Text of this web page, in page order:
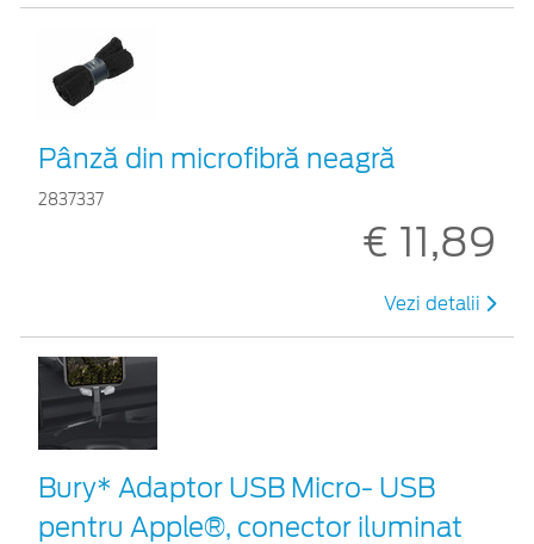
Pânză din microfibră neagră
2837337
€ 11,89
Vezi detalii
Bury* Adaptor USB Micro- USB
pentru Apple®, conector iluminat